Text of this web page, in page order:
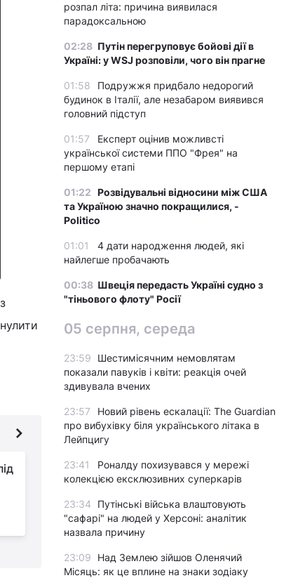
Слідом за цибулею в
Україні почала
змінюватися ціна ще
на один овоч
розпал літа: причина виявилася
парадоксальною
02:28 Путін перегруповує бойові дії в
Україні: у WSJ розповіли, чого він прагне
01:58
Подружжя придбало недорогий
будинок в Італії, але незабаром виявився
головний підступ
01:57
Експерт оцінив можливсті
української системи ППО "Фрея" на
першому етапі
01:22 Розвідувальні відносини між США
та Україною значно покращилися, -
Politico
01:01
4 дати народження людей, які
найлегше пробачають
00:38 Швеція передасть Україні судно з
"тіньового флоту" Росії
05 серпня, середа
23:59
Шестимісячним немовлятам
показали павуків і квіти: реакція очей
здивувала вчених
23:57
Новий рівень ескалації: The Guardian
про вибухівку біля українського літака в
Лейпцигу
23:41
Роналду похизувався у мережі
колекцією ексклюзивних суперкарів
23:34
Путінські війська влаштовують
"сафарі" на людей у Херсоні: аналітик
назвала причину
23:09
Над Землею зійшов Оленячий
Місяць: як це вплине на знаки зодіаку